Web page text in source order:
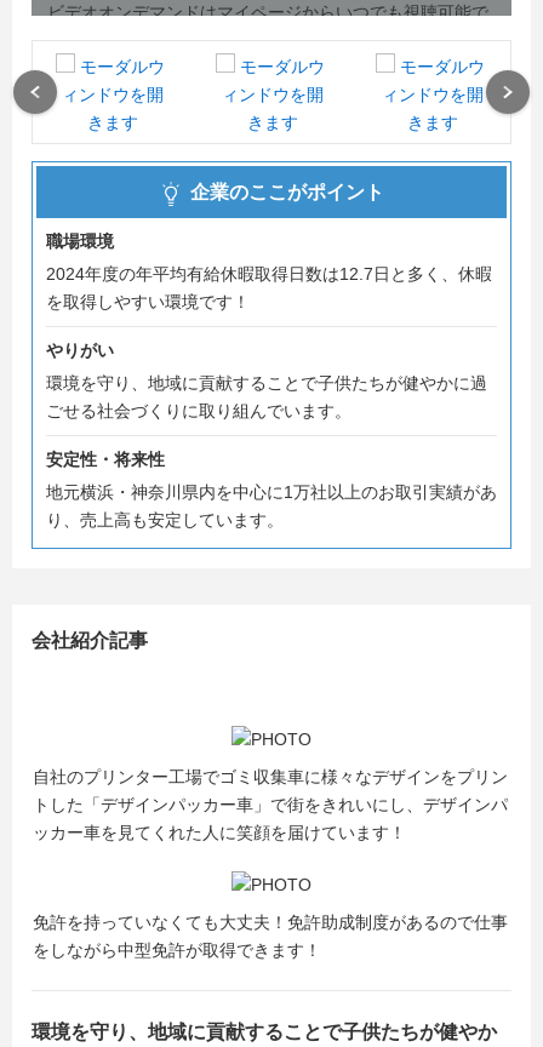
ビデオオンデマンドはマイページからいつでも視聴可能で
すので気になった方はぜひエントリーをお願い致します！
現在以下の職種の募集を予定しています。
・総合職（ドライバー） ～プライベートも充実・免許が
・営業職 ～ルート営業、既存営業メイン・飛び込み営業
・事務職（一般事務、経理職）
エントリーしていただいた方全員に会社パンフレットのデ
無料配布しておりますのでエントリーお待ちしております
♪
・創業50年以上の廃棄物処理企業です！
・横浜市内で高い知名度、シェア率です！
・本社が横浜市の中心地にあります！
栽培した野菜のイベント販売を定期的に実施
また弊社インスタグラムでは社内の日常やイベントの情報
を随時発信中です！
https://www.instagram.com/yokohamakankyohozen/
－・－・－・－・－・－・－・－・－・－・－・－・－
弊社HPの採用ページはこちら★
企業のここがポイント
職場環境
2024年度の年平均有給休暇取得日数は12.7日と多く、休暇
を取得しやすい環境です！
やりがい
環境を守り、地域に貢献することで子供たちが健やかに過
ごせる社会づくりに取り組んでいます。
安定性・将来性
地元横浜・神奈川県内を中心に1万社以上のお取引実績があ
り、売上高も安定しています。
会社紹介記事
自社のプリンター工場でゴミ収集車に様々なデザインをプリン
トした「デザインパッカー車」で街をきれいにし、デザインパ
ッカー車を見てくれた人に笑顔を届けています！
免許を持っていなくても大丈夫！免許助成制度があるので仕事
をしながら中型免許が取得できます！
環境を守り、地域に貢献することで子供たちが健やか